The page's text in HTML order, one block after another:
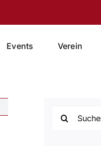
Events Verein
nach: